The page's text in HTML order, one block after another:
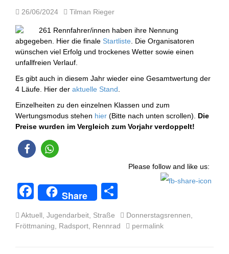
26/06/2024 Tilman Rieger
261 Rennfahrer/innen haben ihre Nennung
abgegeben. Hier die finale Startliste . Die Organisatoren
wünschen viel Erfolg und trockenes Wetter sowie einen
unfallfreien Verlauf.
Es gibt auch in diesem Jahr wieder eine Gesamtwertung der
4 Läufe. Hier der aktuelle Stand
Einzelheiten zu den einzelnen Klassen und zum
Wertungsmodus stehen hier (Bitte nach unten scrollen). Die
Preise wurden im Vergleich zum Vorjahr verdoppelt!
Please follow and like us:
F
a
c
Share
eil
e
Aktuell, Jugendarbeit, Straße Donnerstagsrennen,
Fröttmaning, Radsport, Rennrad permalink